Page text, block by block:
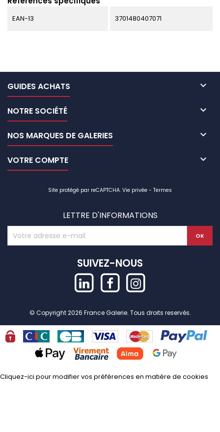
EAN-13 3701480407071
GUIDES ACHATS 
NOTRE SOCIÉTÉ 
NOS MARQUES DE GALERIES 
VOTRE COMPTE 
Site protégé par reCAPTCHA. Vie privée - Termes
LETTRE D'INFORMATIONS
SUIVEZ-NOUS
© Copyright 2026 France Galerie. Tous droits reservés.
Cliquez-ici pour modifier vos préférences en matière de cookies